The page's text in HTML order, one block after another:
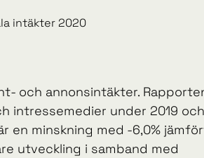
intäkter 2020
och annonsintäkter.
intressemedier under 2019
en minskning med -6,0%
utveckling i samband med